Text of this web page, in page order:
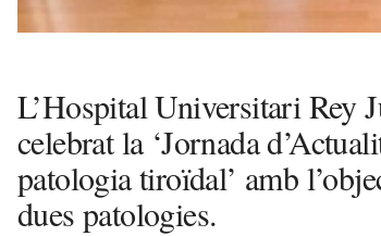
L’Hospital Universitari Rey
celebrat la ‘Jornada
patologia tiroïdal’ amb
dues patologies.